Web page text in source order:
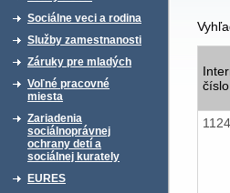
Sociálne veci a rodina
Služby zamestnanosti
Záruky pre mladých
Voľné pracovné
miesta
Zariadenia
sociálnoprávnej
ochrany detí a
sociálnej kurately
EURES
číslo